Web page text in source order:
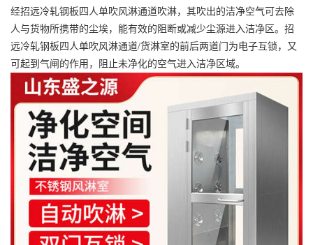
经招远冷轧钢板四人单吹风淋通道吹淋，其吹出的洁净空气可去除
人与货物所携带的尘埃，能有效的阻断或减少尘源进入洁净区。招
远冷轧钢板四人单吹风淋通道/货淋室的前后两道门为电子互锁，又
可起到气闸的作用，阻止未净化的空气进入洁净区域。